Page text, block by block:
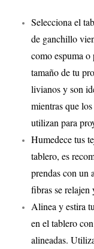
Selecciona el
de ganchillo
como espuma
tamaño de tu
livianos y son
mientras que
utilizan para
Humedece tus
tablero, es
prendas con un
fibras se relajen
Alinea y estira
en el tablero
alineadas.